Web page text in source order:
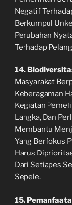
Negatif
Berkumpul
Perubahan
Terhadap
14.
Masyarakat
Keberagaman
Kegiatan
Langka, Dan
Membantu
Yang Berfokus
Harus
Dari Setiapes
Sepele.
15.